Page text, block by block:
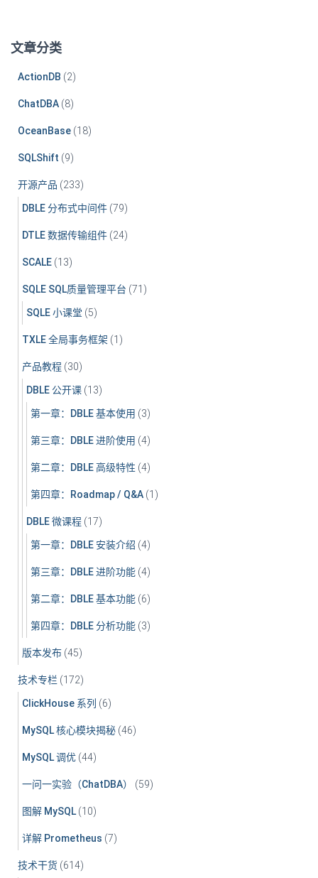
文章分类
ActionDB (2)
ChatDBA (8)
OceanBase (18)
SQLShift (9)
开源产品 (233)
DBLE 分布式中间件 (79)
DTLE 数据传输组件 (24)
SCALE (13)
SQLE SQL质量管理平台 (71)
SQLE 小课堂 (5)
TXLE 全局事务框架 (1)
产品教程 (30)
DBLE 公开课 (13)
第一章：DBLE 基本使用 (3)
第三章：DBLE 进阶使用 (4)
第二章：DBLE 高级特性 (4)
第四章：Roadmap / Q&A (1)
DBLE 微课程 (17)
第一章：DBLE 安装介绍 (4)
第三章：DBLE 进阶功能 (4)
第二章：DBLE 基本功能 (6)
第四章：DBLE 分析功能 (3)
版本发布 (45)
技术专栏 (172)
ClickHouse 系列 (6)
MySQL 核心模块揭秘 (46)
MySQL 调优 (44)
一问一实验（ChatDBA） (59)
图解 MySQL(10)
详解 Prometheus (7)
技术干货 (614)